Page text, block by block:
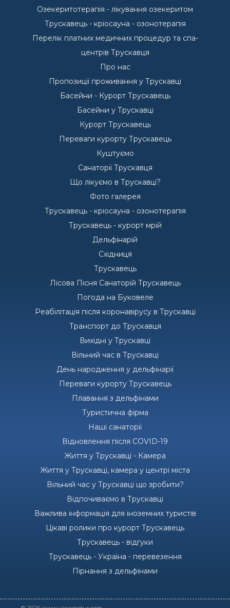
Озекеритотерапія - лікування озекеритом
Трускавець - кріосауна - озонотерапія
Перелік платних медичних процедур та спа-
центрів Трускавця
Про нас
Пропозиції проживання у Трускавці
Басейни - Курорт Трускавець
Басейни у Трускавці
Курорт Трускавець
Переваги курорту Трускавець
Куштуємо
Санаторії Трускавця
Що лікуємо в Трускавці?
Фото галерея
Трускавець - кріосауна - озонотерапія
Трускавець - курорт мрій
Дельфінарій
Східниця
Трускавець
Лісова Пісня Санаторій Трускавець
Погода на Буковеле
Реабілітація після коронавірусу в Трускавці
Транспорт до Трускавця
Вихідні у Трускавці
Вільний час в Трускавці
День народження у дельфінарії
Переваги курорту Трускавець
Плавання з дельфінами
Туристична фірма
Наші санаторії
Відновлення після COVID-19
Життя у Трускавці - Камера
Життя у Трускавці, камера у центрі міста
Вільний час у Трускавці що зробити?
Відпочиваємо в Трускавці
Важлива інформація для іноземних туристів
Цікаві ролики про курорт Трускавець
Трускавець - відгуки
Трускавець - Україна - перевезення
Пірнання з дельфінами